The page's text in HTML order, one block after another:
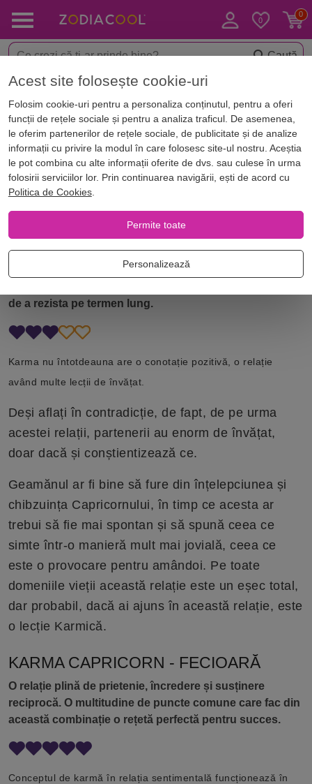
Caută
Acasă Zodii Zodiac european Karma zodii cu Capricorn
Karma zodiei Capricorn
Karma Capricorn. Totul despre karma în dragoste
pentru zodia Capricorn. Află cele două karme ale
Capricornului
KARMA CAPRICORN - GEMENI
Această relație este marcată de controversă, dar dacă
de a rezista pe termen lung.
Karma nu întotdeauna are o conotație pozitivă, o relație
având multe lecții de învățat.
Deși aflați în contradicție, de fapt, de pe urma
acestei relații, partenerii au enorm de învățat,
doar dacă și conștientizează ce.
Geamănul ar fi bine să fure din înțelepciunea și
chibzuința Capricornului, în timp ce acesta ar
trebui să fie mai spontan și să spună ceea ce
simte într-o manieră mult mai jovială, ceea ce
este o provocare pentru amândoi. Pe toate
domeniile vieții această relație este un eșec total,
dar probabil, dacă ai ajuns în această relație, este
o lecție Karmică.
KARMA CAPRICORN - FECIOARĂ
O relație plină de prietenie, încredere și susținere
reciprocă. O multitudine de puncte comune care fac din
această combinație o rețetă perfectă pentru succes.
Conceptul de karmă în relația sentimentală funcționează în
Acest site folosește cookie-uri
Folosim cookie-uri pentru a personaliza conținutul, pentru a oferi
funcții de rețele sociale și pentru a analiza traficul. De asemenea,
le oferim partenerilor de rețele sociale, de publicitate și de analize
informații cu privire la modul în care folosesc site-ul nostru. Aceștia
le pot combina cu alte informații oferite de dvs. sau culese în urma
folosirii serviciilor lor. Prin continuarea navigării, ești de acord cu
Politica de Cookies.
Permite toate
Personalizează